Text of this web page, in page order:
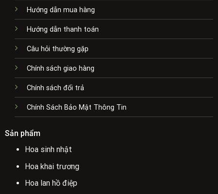
Hướng dẫn mua hàng
Hướng dẫn thanh toán
Câu hỏi thường gặp
Chính sách giao hàng
Chính sách đổi trả
Chính Sách Bảo Mật Thông Tin
Sản phẩm
Hoa sinh nhật
Hoa khai trương
Hoa lan hồ điệp